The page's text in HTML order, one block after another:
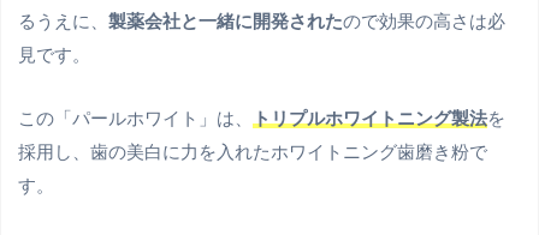
るうえに、 製薬会社と一緒に開発されたので効果の高さは必
見です。
この「パールホワイト」は、 トリプルホワイトニング製法を
採用し、歯の美白に力を入れたホワイトニング歯磨き粉で
す。